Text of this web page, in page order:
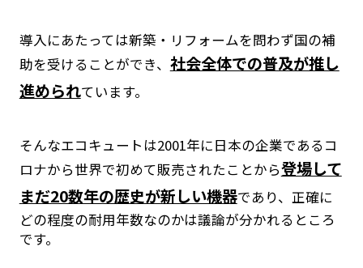
導入にあたっては新築・リフォームを問わず国の補
助を受けることができ、 社会全体での普及が推し
進められています。
そんなエコキュートは2001年に日本の企業であるコ
ロナから世界で初めて販売されたことから登場して
まだ20数年の歴史が新しい機器であり、正確に
どの程度の耐用年数なのかは議論が分かれるところ
です。